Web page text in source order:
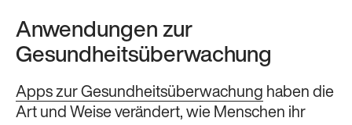
Anwendungen zur
Gesundheitsüberwachung
Apps zur Gesundheitsüberwachung haben die
Art und Weise verändert, wie Menschen ihr